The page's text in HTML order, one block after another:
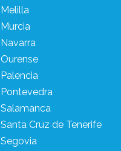
Melilla
Murcia
Navarra
Ourense
Palencia
Pontevedra
Salamanca
Santa Cruz de Tenerife
Segovia